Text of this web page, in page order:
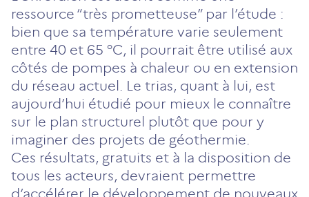
ressource “très prometteuse” par l’étude :
bien que sa température varie seulement
entre 40 et 65 °C, il pourrait être utilisé aux
côtés de pompes à chaleur ou en extension
du réseau actuel. Le trias, quant à lui, est
aujourd’hui étudié pour mieux le connaître
sur le plan structurel plutôt que pour y
imaginer des projets de géothermie.
Ces résultats, gratuits et à la disposition de
tous les acteurs, devraient permettre
d’accélérer le développement de nouveaux